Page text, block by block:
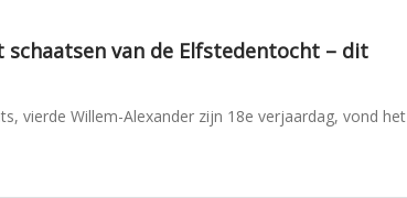
van de Elfstedentocht – dit
vierde Willem-Alexander zijn 18e verjaardag, vond het